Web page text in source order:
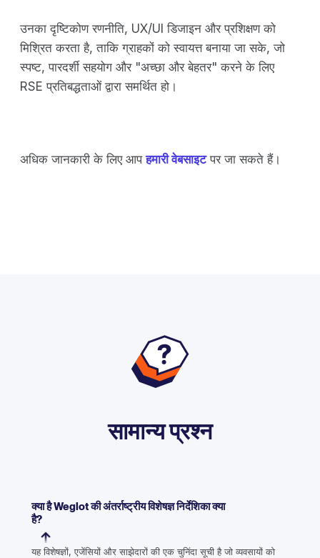
उनका दृष्टिकोण रणनीति, UX/UI डिजाइन और प्रशिक्षण को
मिश्रित करता है, ताकि ग्राहकों को स्वायत्त बनाया जा सके, जो
स्पष्ट, पारदर्शी सहयोग और "अच्छा और बेहतर" करने के लिए
RSE प्रतिबद्धताओं द्वारा समर्थित हो।
अधिक जानकारी के लिए आपहमारी वेबसाइटपर जा सकते हैं।
सामान्य प्रश्न
क्या है Weglot की अंतर्राष्ट्रीय विशेषज्ञ निर्देशिका क्या
है?
यह विशेषज्ञों, एजेंसियों और साझेदारों की एक चुनिंदा सूची है जो व्यवसायों को